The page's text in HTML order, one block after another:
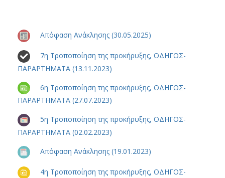
Απόφαση Ανάκλησης (30.05.2025)
7η Τροποποίηση της προκήρυξης, ΟΔΗΓΟΣ-
ΠΑΡΑΡΤΗΜΑΤΑ (13.11.2023)
6η Τροποποίηση της προκήρυξης, ΟΔΗΓΟΣ-
ΠΑΡΑΡΤΗΜΑΤΑ (27.07.2023)
5η Τροποποίηση της προκήρυξης, ΟΔΗΓΟΣ-
ΠΑΡΑΡΤΗΜΑΤΑ (02.02.2023)
Απόφαση Ανάκλησης (19.01.2023)
4η Τροποποίηση της προκήρυξης, ΟΔΗΓΟΣ-